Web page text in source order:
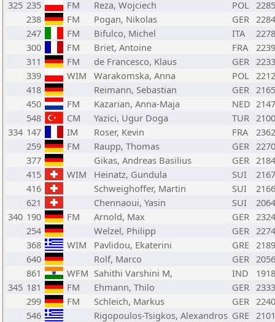
325 235 FM Reza, Wojciech POL 2285
238
FM Pogan, Nikolas GER 2284
247
FM Bifulco, Michel ITA
2278
300
FM Briet, Antoine FRA
2239
311
FM de Francesco, Klaus GER 2233
339
WIM Warakomska, Anna POL 2212
418
Reimann, Sebastian GER 2165
450
FM Kazarian, Anna-Maja NED 2147
548
CM Yazici, Ugur Doga TUR 2100
334 147 IM Roser, Kevin FRA
2362
259
FM Raupp, Thomas GER 2270
377
Gikas, Andreas Basilius GER 2184
415
WIM Heinatz, Gundula SUI
2167
416
Schweighoffer, Martin SUI
2166
621
Chennaoui, Yasin SUI
2064
340 190 FM Arnold, Max GER 2324
254
Welzel, Philipp GER 2274
368
WIM Pavlidou, Ekaterini GRE 2189
640
Rolf, Marco GER 2056
861
WFM Sahithi Varshini M, IND
1918
345 181 FM Ehmann, Thilo GER 2333
299
FM Schleich, Markus GER 2240
546
Rigopoulos-Tsigkos, Alexandros GRE 2101